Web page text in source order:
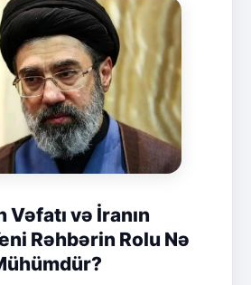
və İranın
Rəhbərin Rolu Nə